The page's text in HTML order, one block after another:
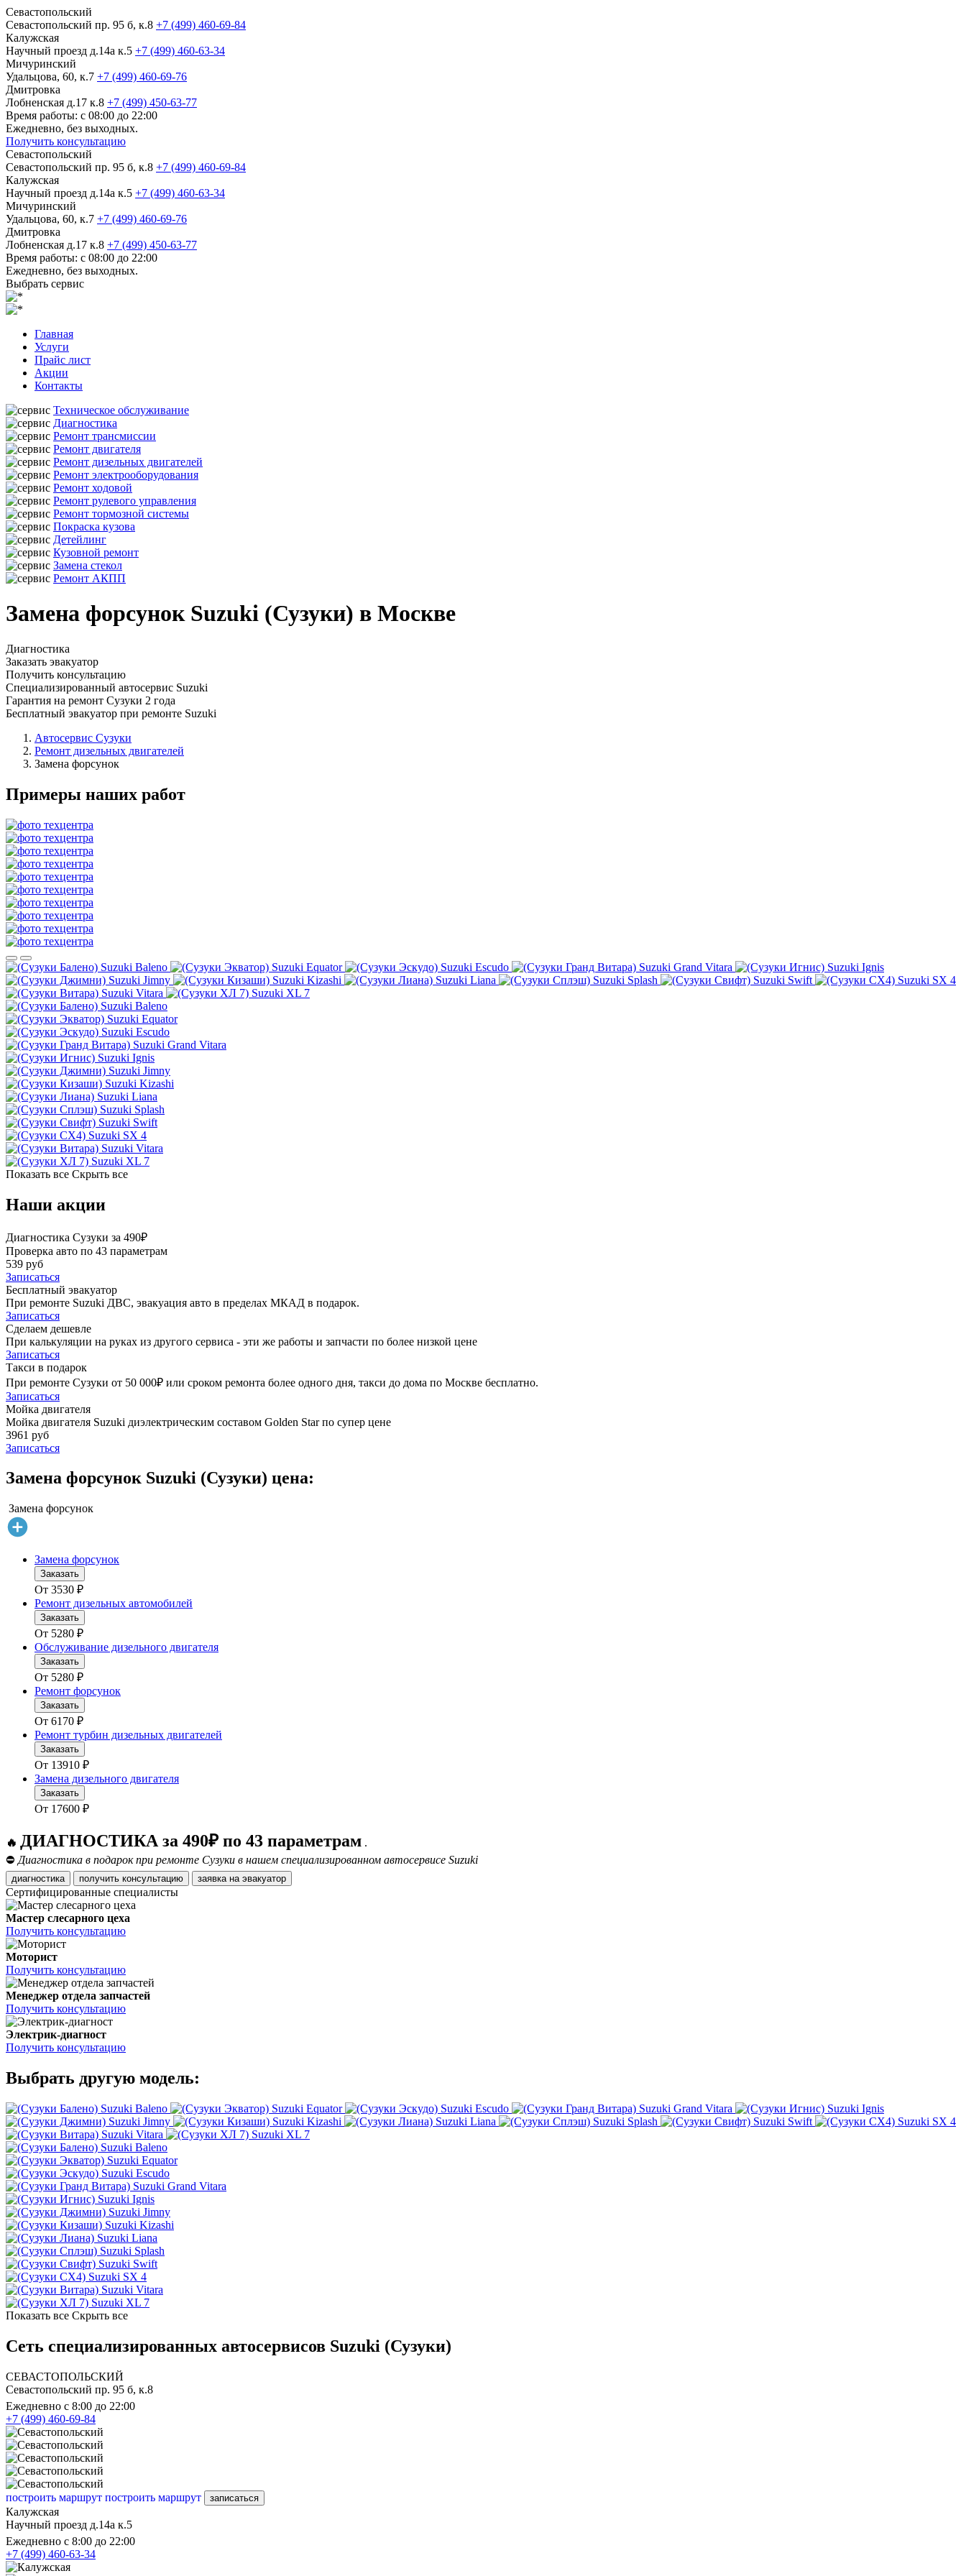
Севастопольский
Севастопольский пр. 95 б, к.8 +7 (499) 460-69-84
Калужская
Научный проезд д.14а к.5 +7 (499) 460-63-34
Мичуринский
Удальцова, 60, к.7 +7 (499) 460-69-76
Дмитровка
Лобненская д.17 к.8 +7 (499) 450-63-77
Время работы: с 08:00 до 22:00
Ежедневно, без выходных.
Получить консультацию
Севастопольский
Севастопольский пр. 95 б, к.8 +7 (499) 460-69-84
Калужская
Научный проезд д.14а к.5 +7 (499) 460-63-34
Мичуринский
Удальцова, 60, к.7 +7 (499) 460-69-76
Дмитровка
Лобненская д.17 к.8 +7 (499) 450-63-77
Время работы: с 08:00 до 22:00
Ежедневно, без выходных.
Выбрать сервис
Главная
Услуги
Прайс лист
Акции
Контакты
Техническое обслуживание
Диагностика
Ремонт трансмиссии
Ремонт двигателя
Ремонт дизельных двигателей
Ремонт электрооборудования
Ремонт ходовой
Ремонт рулевого управления
Ремонт тормозной системы
Покраска кузова
Детейлинг
Кузовной ремонт
Замена стекол
Ремонт АКПП
Замена форсунок Suzuki (Сузуки) в Москве
Диагностика
Заказать эвакуатор
Получить консультацию
Специализированный автосервис Suzuki
Гарантия на ремонт Сузуки 2 года
Бесплатный эвакуатор при ремонте Suzuki
Автосервис Сузуки
Ремонт дизельных двигателей
Замена форсунок
Примеры наших работ
Suzuki Baleno Suzuki Equator Suzuki Escudo Suzuki Grand Vitara
Suzuki Ignis
Suzuki Jimny
Suzuki Kizashi Suzuki Liana Suzuki Splash Suzuki Swift
Suzuki SX 4
Suzuki Vitara
Suzuki XL 7
Suzuki Baleno
Suzuki Equator
Suzuki Escudo
Suzuki Grand Vitara
Suzuki Ignis
Suzuki Jimny
Suzuki Kizashi
Suzuki Liana
Suzuki Splash
Suzuki Swift
Suzuki SX 4
Suzuki Vitara
Suzuki XL 7
Показать все Скрыть все
Наши акции
Диагностика Сузуки за 490₽
Проверка авто по 43 параметрам
539 руб
Записаться
Бесплатный эвакуатор
При ремонте Suzuki ДВС, эвакуация авто в пределах МКАД в подарок.
Записаться
Сделаем дешевле
При калькуляции на руках из другого сервиса - эти же работы и запчасти по более низкой цене
Записаться
Такси в подарок
При ремонте Сузуки от 50 000₽ или сроком ремонта более одного дня, такси до дома по Москве бесплатно.
Записаться
Мойка двигателя
Мойка двигателя Suzuki диэлектрическим составом Golden Star по супер цене
3961 руб
Записаться
Замена форсунок Suzuki (Сузуки) цена:
Замена форсунок
Замена форсунок
Заказать
От 3530 ₽
Ремонт дизельных автомобилей
Заказать
От 5280 ₽
Обслуживание дизельного двигателя
Заказать
От 5280 ₽
Ремонт форсунок
Заказать
От 6170 ₽
Ремонт турбин дизельных двигателей
Заказать
От 13910 ₽
Замена дизельного двигателя
Заказать
От 17600 ₽
🔥 ДИАГНОСТИКА за 490₽ по 43 параметрам .
⛔ Диагностика в подарок при ремонте Сузуки в нашем специализированном автосервисе Suzuki
диагностика получить консультацию заявка на эвакуатор
Сертифицированные специалисты
Мастер слесарного цеха
Получить консультацию
Моторист
Получить консультацию
Менеджер отдела запчастей
Получить консультацию
Электрик-диагност
Получить консультацию
Выбрать другую модель:
Suzuki Baleno Suzuki Equator Suzuki Escudo Suzuki Grand Vitara
Suzuki Ignis
Suzuki Jimny
Suzuki Kizashi Suzuki Liana Suzuki Splash Suzuki Swift
Suzuki SX 4
Suzuki Vitara
Suzuki XL 7
Suzuki Baleno
Suzuki Equator
Suzuki Escudo
Suzuki Grand Vitara
Suzuki Ignis
Suzuki Jimny
Suzuki Kizashi
Suzuki Liana
Suzuki Splash
Suzuki Swift
Suzuki SX 4
Suzuki Vitara
Suzuki XL 7
Показать все Скрыть все
Сеть специализированных автосервисов Suzuki (Сузуки)
СЕВАСТОПОЛЬСКИЙ
Севастопольский пр. 95 б, к.8
Ежедневно с 8:00 до 22:00
+7 (499) 460-69-84
построить маршрут построить маршрут записаться
Калужская
Научный проезд д.14а к.5
Ежедневно с 8:00 до 22:00
+7 (499) 460-63-34